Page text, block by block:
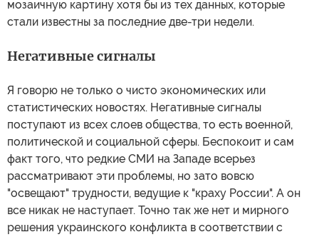
мозаичную картину хотя бы из тех данных, которые
стали известны за последние две-три недели.
Негативные сигналы
Я говорю не только о чисто экономических или
статистических новостях. Негативные сигналы
поступают из всех слоев общества, то есть военной,
политической и социальной сферы. Беспокоит и сам
факт того, что редкие СМИ на Западе всерьез
рассматривают эти проблемы, но зато вовсю
"освещают" трудности, ведущие к "краху России". А он
все никак не наступает. Точно так же нет и мирного
решения украинского конфликта в соответствии с